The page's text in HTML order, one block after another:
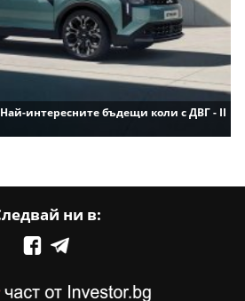
интересните бъдещи коли с ДВГ - II
ни в: